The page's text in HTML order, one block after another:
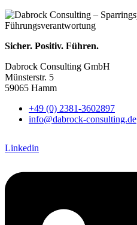
Sicher. Positiv. Führen.
Dabrock Consulting GmbH
Münsterstr. 5
59065 Hamm
+49 (0) 2381-3602897
info@dabrock-consulting.de
Linkedin